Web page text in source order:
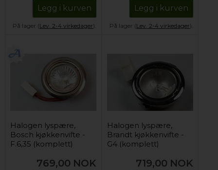
Legg i kurven
På lager (Lev. 2-4 virkedager).
Legg i kurven
På lager (Lev. 2-4 virkedager).
Halogen lyspære,
Bosch kjøkkenvifte -
F.6,35 (komplett)
769,00 NOK
Halogen lyspære,
Brandt kjøkkenvifte -
G4 (komplett)
719,00 NOK